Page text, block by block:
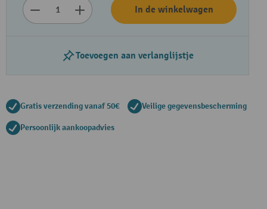
In de winkelwagen
Toevoegen aan verlanglijstje
Gratis verzending vanaf 50€ Veilige gegevensbescherming
Persoonlijk aankoopadvies